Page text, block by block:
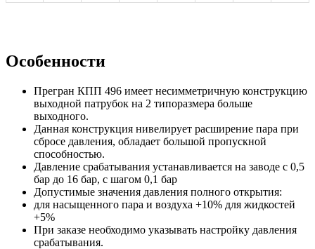
Особенности
Прегран КПП 496 имеет несимметричную конструкцию
выходной патрубок на 2 типоразмера больше
выходного.
Данная конструкция нивелирует расширение пара при
сбросе давления, обладает большой пропускной
способностью.
Давление срабатывания устанавливается на заводе с 0,5
бар до 16 бар, с шагом 0,1 бар
Допустимые значения давления полного открытия:
для насыщенного пара и воздуха +10% для жидкостей
+5%
При заказе необходимо указывать настройку давления
срабатывания.